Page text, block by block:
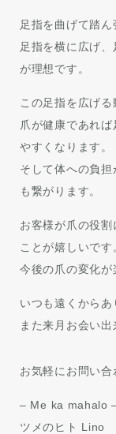
足指を曲げて踏
足指を横に広げ
が理想です。
この足指を広げる
爪が健康であれ
やすくなります。
そして体への負
も繋がります。
お客様が爪の役
ことが嬉しいです
今後の爪の変化が
いつも遠くからあ
また来月お会い出
お気軽にお問い合
– Me ka mahalo
ツメのヒト Lino